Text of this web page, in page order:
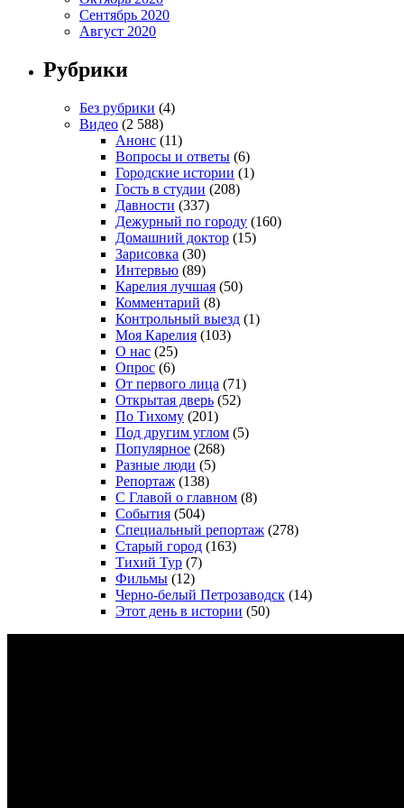
Сентябрь 2020
Август 2020
Рубрики
Без рубрики (4)
Видео (2 588)
Анонс (11)
Вопросы и ответы (6)
Городские истории (1)
Гость в студии (208)
Давности (337)
Дежурный по городу (160)
Домашний доктор (15)
Зарисовка (30)
Интервью (89)
Карелия лучшая (50)
Комментарий (8)
Контрольный выезд (1)
Моя Карелия (103)
О нас (25)
Опрос (6)
От первого лица (71)
Открытая дверь (52)
По Тихому (201)
Под другим углом (5)
Популярное (268)
Разные люди (5)
Репортаж (138)
С Главой о главном (8)
События (504)
Специальный репортаж (278)
Старый город (163)
Тихий Тур (7)
Фильмы (12)
Черно-белый Петрозаводск (14)
Этот день в истории (50)